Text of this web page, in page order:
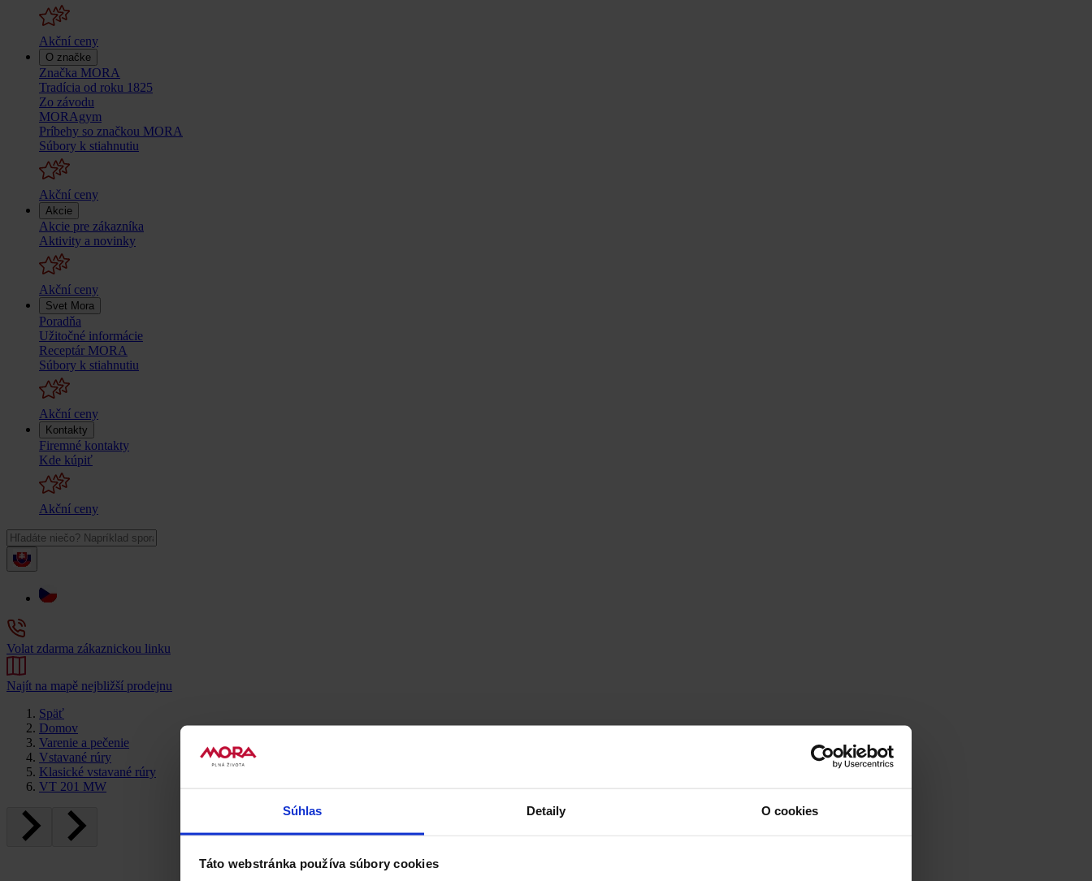
Súhlas Detaily O cookies
Táto webstránka používa súbory cookies
Akční ceny
O značke
Značka MORA
Tradícia od roku 1825
Zo závodu
MORAgym
Príbehy so značkou MORA
Súbory k stiahnutiu
Akční ceny
Akcie
Akcie pre zákazníka
Aktivity a novinky
Akční ceny
Svet Mora
Poradňa
Užitočné informácie
Receptár MORA
Súbory k stiahnutiu
Akční ceny
Kontakty
Firemné kontakty
Kde kúpiť
Akční ceny
Volat zdarma zákaznickou linku
Najít na mapě nejbližší prodejnu
Späť
Domov
Varenie a pečenie
Vstavané rúry
Klasické vstavané rúry
VT 201 MW